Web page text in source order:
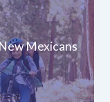
Mexicans